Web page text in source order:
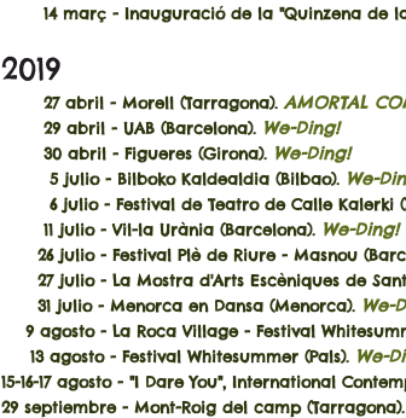
14 març - Inauguració de la "Quinzena de la
2019
27 abril - Morell (Tarragona). AMORTAL
29 abril - UAB (Barcelona). We-Ding!
30 abril - Figueres (Girona). We-Ding!
5 julio - Bilboko Kaldealdia (Bilbao). We-
6 julio - Festival de Teatro de Calle Kalerki
11 julio - Vil-la Urània (Barcelona). We-
26 julio - Festival Plè de Riure - Masnou
27 julio - La Mostra d'Arts Escèniques de
31 julio - Menorca en Dansa (Menorca). We-
9 agosto - La Roca Village - Festival
13 agosto - Festival Whitesummer (Pals). We-
15-16-17 agosto - "I Dare You", International
29 septiembre - Mont-Roig del camp (Tarragona).